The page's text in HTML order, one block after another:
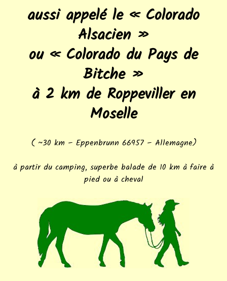
aussi appelé le « Colorado
Alsacien »
ou « Colorado du Pays de
Bitche »
à 2 km de Roppeviller en
Moselle
( ~30 km – Eppenbrunn 66957 – Allemagne)
à partir du camping, superbe balade de 10 km à faire à
pied ou à cheval